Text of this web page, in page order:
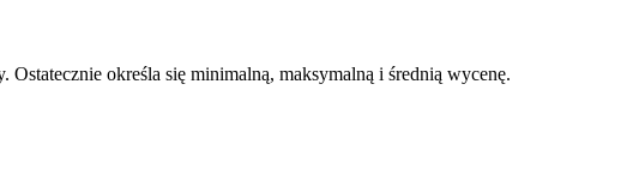
określa się minimalną, maksymalną i średnią wycenę.